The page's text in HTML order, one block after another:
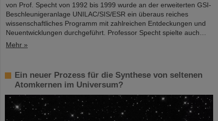
von Prof. Specht von 1992 bis 1999 wurde an der erweiterten GSI-
Beschleunigeranlage UNILAC/SIS/ESR ein überaus reiches
wissenschaftliches Programm mit zahlreichen Entdeckungen und
Neuentwicklungen durchgeführt. Professor Specht spielte auch…
Mehr »
Ein neuer Prozess für die Synthese von seltenen
Atomkernen im Universum?